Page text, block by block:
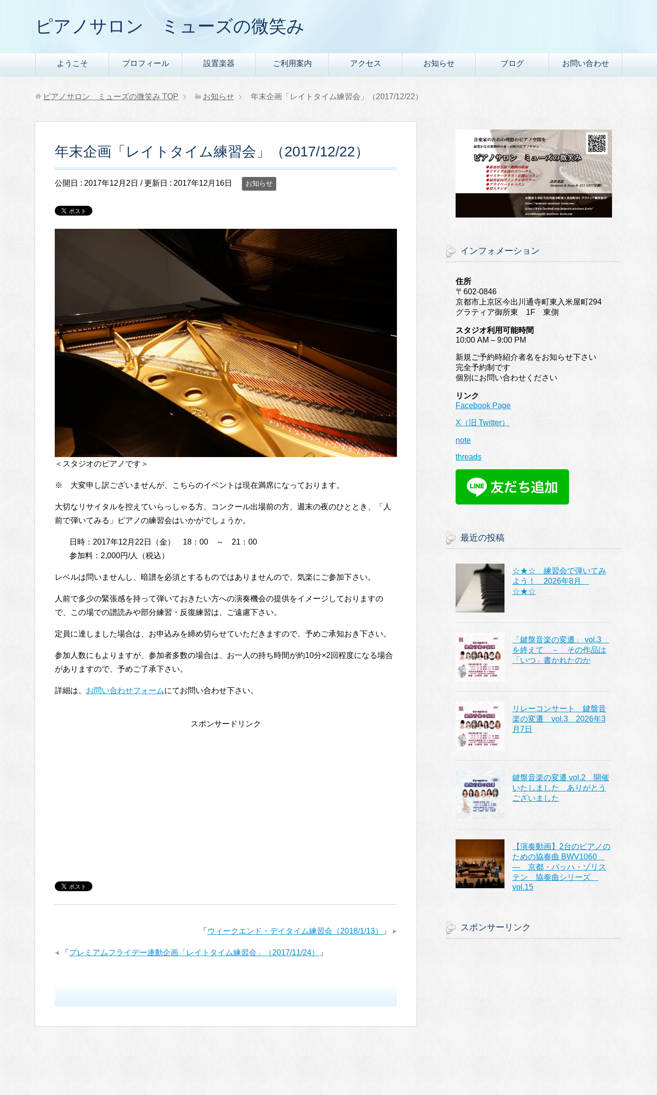
ピアノサロン ミューズの微笑み
ようこそ プロフィール 設置楽器 ご利用案内 アクセス お知らせ ブログ お問い合わせ
ピアノサロン ミューズの微笑み TOP お知らせ 年末企画「レイトタイム練習会」（2017/12/22）
年末企画「レイトタイム練習会」（2017/12/22）
公開日 : 2017年12月2日 / 更新日 : 2017年12月16日 お知らせ
＜スタジオのピアノです＞
※ 大変申し訳ございませんが、こちらのイベントは現在満席になっております。
大切なリサイタルを控えていらっしゃる方、コンクール出場前の方、週末の夜のひととき、「人
前で弾いてみる」ピアノの練習会はいかがでしょうか。
日時：2017年12月22日（金） 18：00 ～ 21：00
参加料：2,000円/人（税込）
レベルは問いませんし、暗譜を必須とするものではありませんので、気楽にご参加下さい。
人前で多少の緊張感を持って弾いておきたい方への演奏機会の提供をイメージしておりますの
で、この場での譜読みや部分練習・反復練習は、ご遠慮下さい。
定員に達しました場合は、お申込みを締め切らせていただきますので、予めご承知おき下さい。
参加人数にもよりますが、参加者多数の場合は、お一人の持ち時間が約10分×2回程度になる場合
がありますので、予めご了承下さい。
詳細は、 お問い合わせフォームにてお問い合わせ下さい。
スポンサードリンク
「 ウィークエンド・デイタイム練習会（2018/1/13） 」
「 プレミアムフライデー連動企画「レイトタイム練習会」（2017/11/24） 」
インフォメーション
住所
〒602-0846
京都市上京区今出川通寺町東入米屋町294
グラティア御所東 1F 東側
スタジオ利用可能時間
10:00 AM – 9:00 PM
新規ご予約時紹介者名をお知らせ下さい
完全予約制です
個別にお問い合わせください
リンク
Facebook Page
X（旧 Twitter）
note
threads
最近の投稿
☆★☆ 練習会で弾いてみ
よう！ 2026年8月
☆★☆
「鍵盤音楽の変遷」 vol.3
を終えて － その作品は
「いつ」書かれたのか
リレーコンサート 鍵盤音
楽の変遷 vol.3 2026年3
月7日
鍵盤音楽の変遷 vol.2 開催
いたしました ありがとう
ございました
【演奏動画】2台のピアノの
ための協奏曲 BWV1060
― 京都・バッハ・ゾリス
テン 協奏曲シリーズ
vol.15
スポンサーリンク